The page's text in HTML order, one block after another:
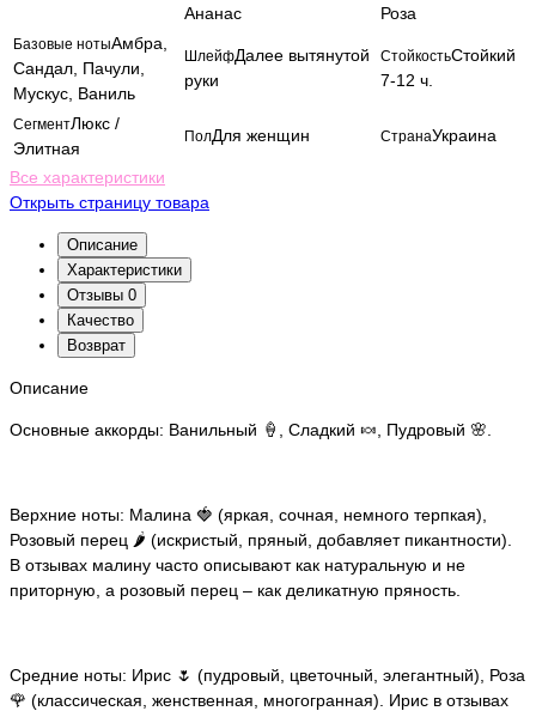
Ананас
Роза
Базовые нотыАмбра,
Сандал, Пачули,
Мускус, Ваниль
ШлейфДалее вытянутой
руки
СтойкостьСтойкий
7-12 ч.
СегментЛюкс /
Элитная
ПолДля женщин СтранаУкраина
Все характеристики
Открыть страницу товара
Описание
Характеристики
Отзывы 0
Качество
Возврат
Описание
Основные аккорды: Ванильный 🍦, Сладкий 🍬, Пудровый 🌸.
Верхние ноты: Малина 🍓 (яркая, сочная, немного терпкая),
Розовый перец 🌶️ (искристый, пряный, добавляет пикантности).
В отзывах малину часто описывают как натуральную и не
приторную, а розовый перец – как деликатную пряность.
Средние ноты: Ирис 🌷 (пудровый, цветочный, элегантный), Роза
🌹 (классическая, женственная, многогранная). Ирис в отзывах